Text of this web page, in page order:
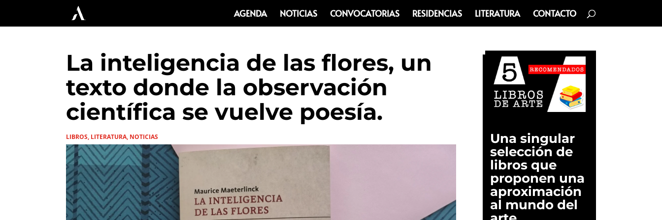
AGENDA NOTICIAS CONVOCATORIAS RESIDENCIAS LITERATURA CONTACTO
La inteligencia de las flores, un
texto donde la observación
científica se vuelve poesía.
LIBROS, LITERATURA, NOTICIAS
Una singular
selección de
libros que
proponen una
aproximación
al mundo del